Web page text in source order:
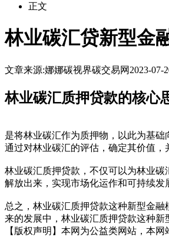
正文
林业碳汇贷新型金
文章来源:娜娜碳视界碳交易网 2023-07-
林业碳汇质押贷款的核心
是将林业碳汇作为质押物，以此为基
通过对林业碳汇的评估，确定其价值，
林业碳汇质押贷款，不仅可以为林业
解放出来，实现市场化运作和可持续发
总之，林业碳汇质押贷款这种新型金
来的发展中，林业碳汇质押贷款这种新
【版权声明】本网为公益类网站，本